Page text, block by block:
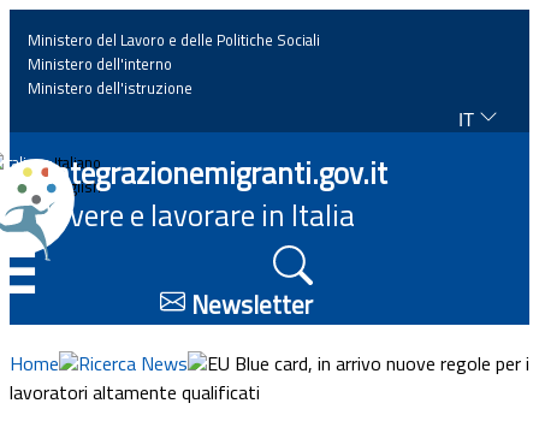
Home
News
Approfondimenti
Eventi
Ministero del Lavoro e delle Politiche Sociali
Ministero dell'interno
Ministero dell'istruzione
IT
Italiano
English
Integrazionemigranti.gov.it
Vivere e lavorare in Italia
Newsletter
Home Ricerca News
EU Blue card, in arrivo nuove regole per i
lavoratori altamente qualificati